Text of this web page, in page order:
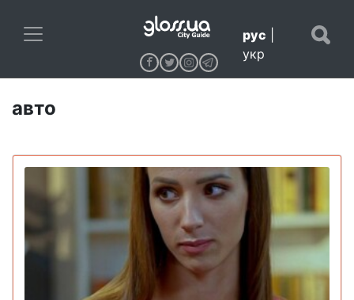
рус
укр
авто